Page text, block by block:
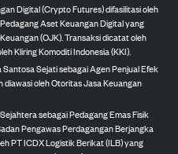
Digital (Crypto Futures) difasilitasi oleh
Aset Keuangan Digital yang
(OJK). Transaksi dicatat oleh
Kliring Komoditi Indonesia (KKI).
Sejati sebagai Agen Penjual Efek
diawasi oleh Otoritas Jasa Keuangan
sebagai Pedagang Emas Fisik
Pengawas Perdagangan Berjangka
PT ICDX Logistik Berikat (ILB) yang